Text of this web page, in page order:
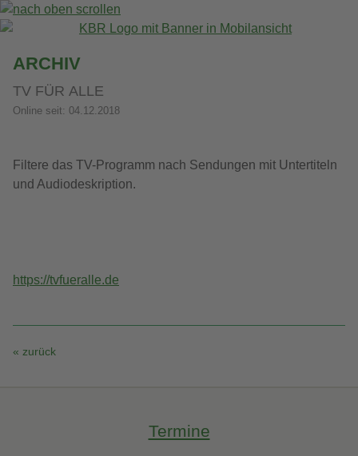
ARCHIV
TV FÜR ALLE
Online seit: 04.12.2018
Filtere das TV-Programm nach Sendungen mit Untertiteln
und Audiodeskription.
https://tvfueralle.de
« zurück
Termine